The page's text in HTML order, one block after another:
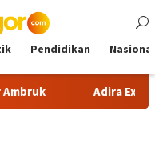
Pendidikan Nasional
Adira Expo Merdeka